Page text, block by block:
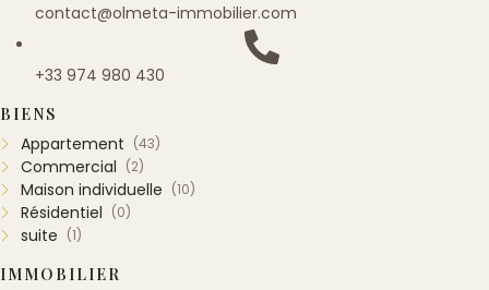
contact@olmeta-immobilier.com
+33 974 980 430
BIENS
Appartement (43)
Commercial (2)
Maison individuelle (10)
Résidentiel (0)
suite (1)
IMMOBILIER